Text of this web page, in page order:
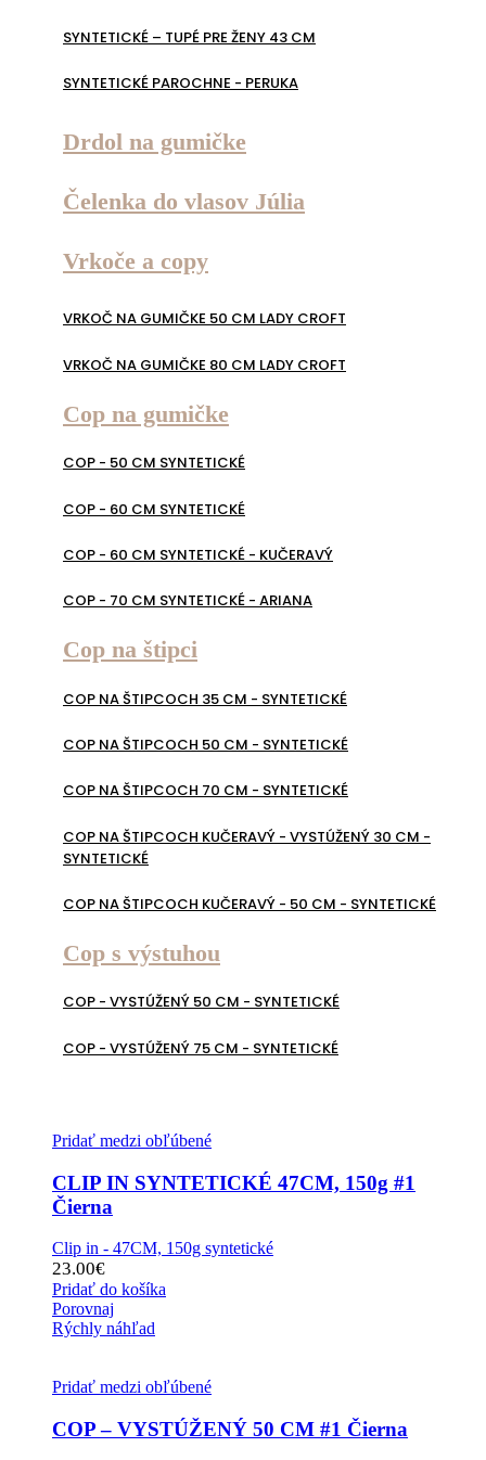
SYNTETICKÉ – TUPÉ PRE ŽENY 43 CM
SYNTETICKÉ PAROCHNE - PERUKA
Drdol na gumičke
Čelenka do vlasov Júlia
Vrkoče a copy
VRKOČ NA GUMIČKE 50 CM LADY CROFT
VRKOČ NA GUMIČKE 80 CM LADY CROFT
Cop na gumičke
COP - 50 CM SYNTETICKÉ
COP - 60 CM SYNTETICKÉ
COP - 60 CM SYNTETICKÉ - KUČERAVÝ
COP - 70 CM SYNTETICKÉ - ARIANA
Cop na štipci
COP NA ŠTIPCOCH 35 CM - SYNTETICKÉ
COP NA ŠTIPCOCH 50 CM - SYNTETICKÉ
COP NA ŠTIPCOCH 70 CM - SYNTETICKÉ
COP NA ŠTIPCOCH KUČERAVÝ - VYSTÚŽENÝ 30 CM -
SYNTETICKÉ
COP NA ŠTIPCOCH KUČERAVÝ - 50 CM - SYNTETICKÉ
Cop s výstuhou
COP - VYSTÚŽENÝ 50 CM - SYNTETICKÉ
COP - VYSTÚŽENÝ 75 CM - SYNTETICKÉ
Pridať medzi obľúbené
CLIP IN SYNTETICKÉ 47CM, 150g #1
Čierna
Clip in - 47CM, 150g syntetické
23.00€
Pridať do košíka
Porovnaj
Rýchly náhľad
Pridať medzi obľúbené
COP – VYSTÚŽENÝ 50 CM #1 Čierna